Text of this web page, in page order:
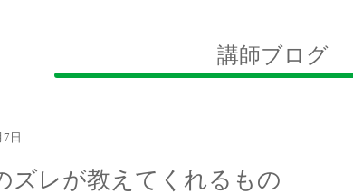
講師ブログ
日
ズレが教えてくれるもの